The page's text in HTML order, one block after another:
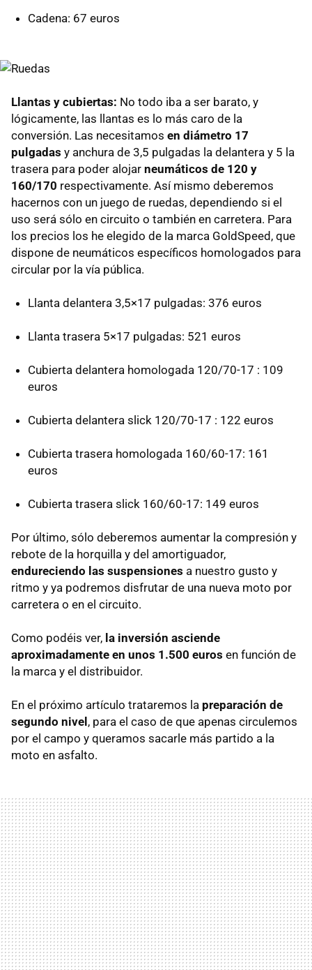
Cadena: 67 euros
Llantas y cubiertas: No todo iba a ser barato, y
lógicamente, las llantas es lo más caro de la
conversión. Las necesitamos en diámetro 17
pulgadas y anchura de 3,5 pulgadas la delantera y 5 la
trasera para poder alojar neumáticos de 120 y
160/170 respectivamente. Así mismo deberemos
hacernos con un juego de ruedas, dependiendo si el
uso será sólo en circuito o también en carretera. Para
los precios los he elegido de la marca GoldSpeed, que
dispone de neumáticos específicos homologados para
circular por la vía pública.
Llanta delantera 3,5×17 pulgadas: 376 euros
Llanta trasera 5×17 pulgadas: 521 euros
Cubierta delantera homologada 120/70-17 : 109
euros
Cubierta delantera slick 120/70-17 : 122 euros
Cubierta trasera homologada 160/60-17: 161
euros
Cubierta trasera slick 160/60-17: 149 euros
Por último, sólo deberemos aumentar la compresión y
rebote de la horquilla y del amortiguador,
endureciendo las suspensiones a nuestro gusto y
ritmo y ya podremos disfrutar de una nueva moto por
carretera o en el circuito.
Como podéis ver, la inversión asciende
aproximadamente en unos 1.500 euros en función de
la marca y el distribuidor.
En el próximo artículo trataremos la preparación de
segundo nivel , para el caso de que apenas circulemos
por el campo y queramos sacarle más partido a la
moto en asfalto.